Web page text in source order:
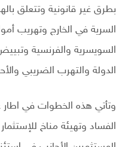
بطرق غير قانونية وتتعلق
السرية في الخارج وتهريب
السويسرية والفرنسية
الدولة والتهرب الضريبي
وتأتي هذه الخطوات في اطار
الفساد وتهيئة مناخ